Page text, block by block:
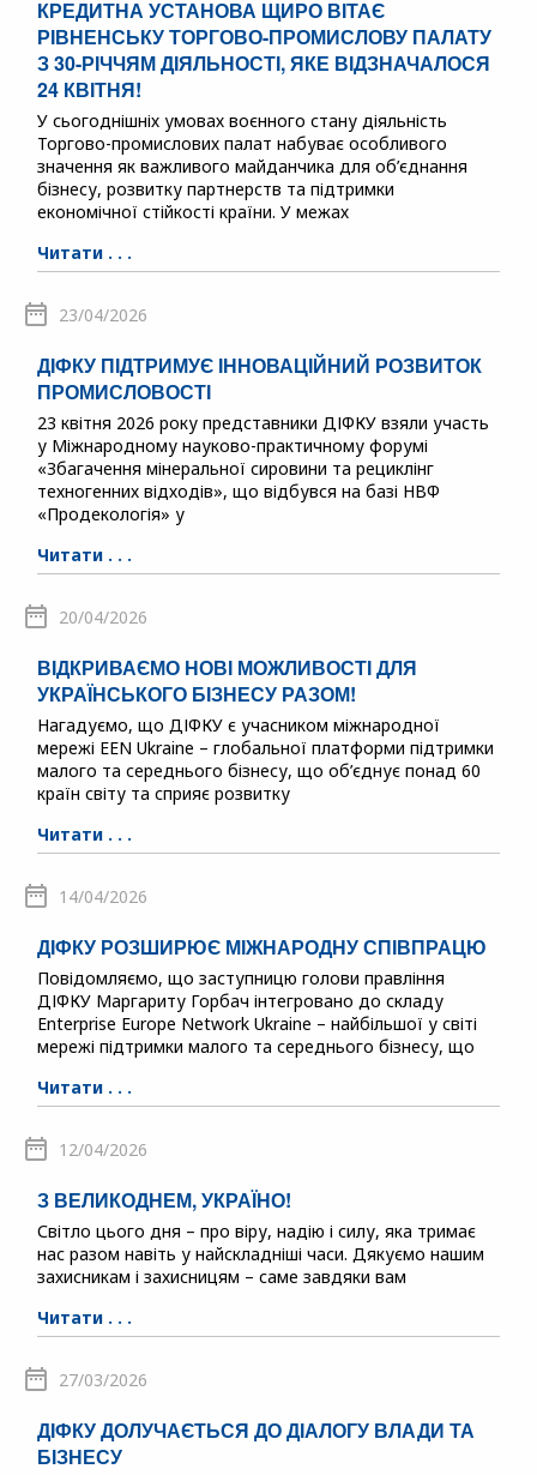
КРЕДИТНА УСТАНОВА ЩИРО ВІТАЄ
РІВНЕНСЬКУ ТОРГОВО-ПРОМИСЛОВУ ПАЛАТУ
З 30-РІЧЧЯМ ДІЯЛЬНОСТІ, ЯКЕ ВІДЗНАЧАЛОСЯ
24 КВІТНЯ!
У сьогоднішніх умовах воєнного стану діяльність
Торгово-промислових палат набуває особливого
значення як важливого майданчика для об’єднання
бізнесу, розвитку партнерств та підтримки
економічної стійкості країни. У межах
Читати . . .
23/04/2026
ДІФКУ ПІДТРИМУЄ ІННОВАЦІЙНИЙ РОЗВИТОК
ПРОМИСЛОВОСТІ
23 квітня 2026 року представники ДІФКУ взяли участь
у Міжнародному науково-практичному форумі
«Збагачення мінеральної сировини та рециклінг
техногенних відходів», що відбувся на базі НВФ
«Продекологія» у
Читати . . .
20/04/2026
ВІДКРИВАЄМО НОВІ МОЖЛИВОСТІ ДЛЯ
УКРАЇНСЬКОГО БІЗНЕСУ РАЗОМ!
Нагадуємо, що ДІФКУ є учасником міжнародної
мережі EEN Ukraine – глобальної платформи підтримки
малого та середнього бізнесу, що об’єднує понад 60
країн світу та сприяє розвитку
Читати . . .
14/04/2026
ДІФКУ РОЗШИРЮЄ МІЖНАРОДНУ СПІВПРАЦЮ
Повідомляємо, що заступницю голови правління
ДІФКУ Маргариту Горбач інтегровано до складу
Enterprise Europe Network Ukraine – найбільшої у світі
мережі підтримки малого та середнього бізнесу, що
Читати . . .
12/04/2026
З ВЕЛИКОДНЕМ, УКРАЇНО!
Світло цього дня – про віру, надію і силу, яка тримає
нас разом навіть у найскладніші часи. Дякуємо нашим
захисникам і захисницям – саме завдяки вам
Читати . . .
27/03/2026
ДІФКУ ДОЛУЧАЄТЬСЯ ДО ДІАЛОГУ ВЛАДИ ТА
БІЗНЕСУ